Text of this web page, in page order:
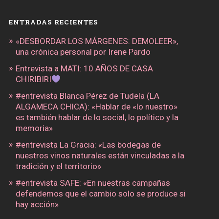
ENTRADAS RECIENTES
«DESBORDAR LOS MÁRGENES: DEMOLEER»,
una crónica personal por Irene Pardo
Entrevista a MATI: 10 AÑOS DE CASA
CHIRIBIRI
#entrevista Blanca Pérez de Tudela (LA
ALGAMECA CHICA): «Hablar de «lo nuestro»
es también hablar de lo social, lo político y la
memoria»
#entrevista La Gracia: «Las bodegas de
nuestros vinos naturales están vinculadas a la
tradición y el territorio»
#entrevista SAFE: «En nuestras campañas
defendemos que el cambio solo se produce si
hay acción»